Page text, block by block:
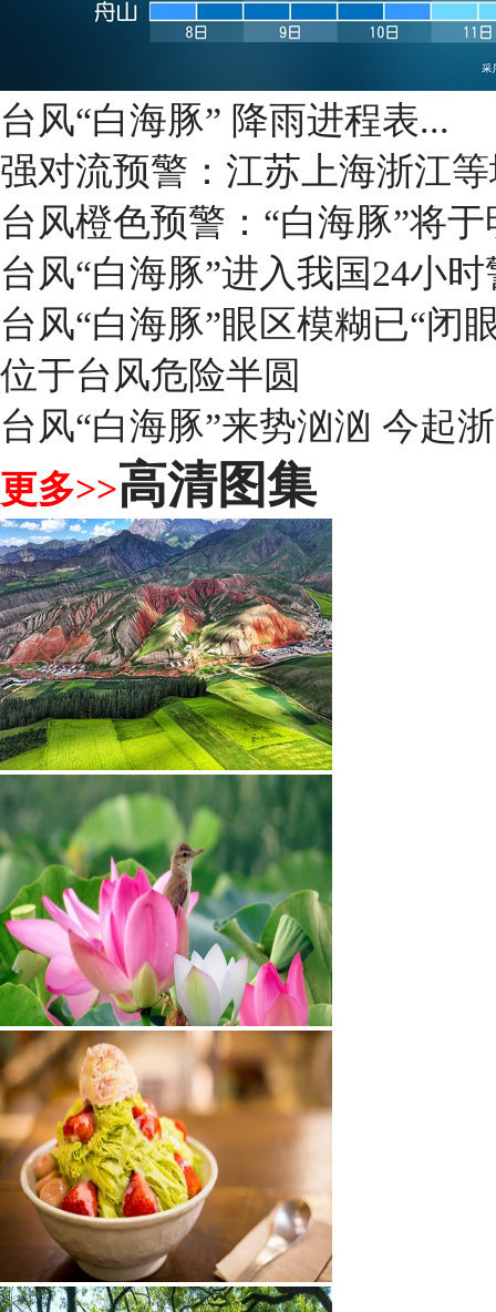
台风“白海豚” 降雨进程表...
强对流预警：江苏上海浙江
台风橙色预警：“白海豚”将
台风“白海豚”进入我国24小
台风“白海豚”眼区模糊已“闭
位于台风危险半圆
台风“白海豚”来势汹汹 今起
更多>>高清图集